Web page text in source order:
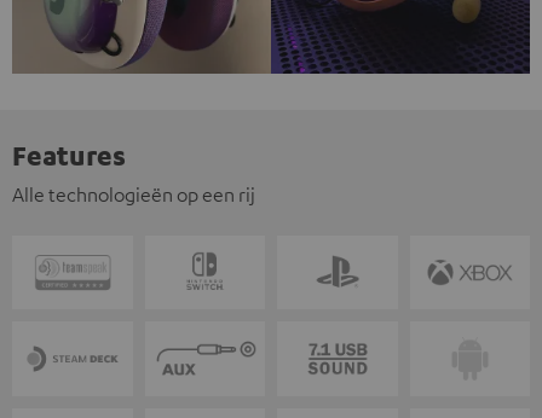
Features
Alle technologieën op een rij